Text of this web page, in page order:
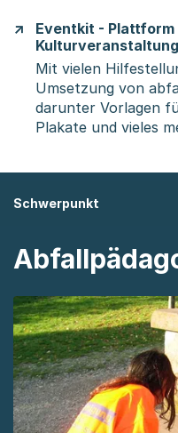
Eventkit -
Mit vielen
Umsetzung von
darunter Vorlagen
Plakate und vieles
Schwerpunkt